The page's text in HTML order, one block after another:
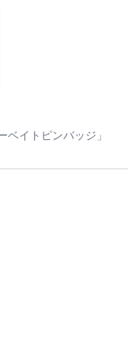
イトピンバッジ」